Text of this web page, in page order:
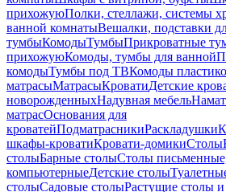
прихожуюПолки, стеллажи, системы
ванной комнатыВешалки, подставки
тумбыКомодыТумбыПрикроватные
прихожуюКомоды, тумбы для ванной
комодыТумбы под ТВКомоды
матрасыМатрасыКроватиДетские
новорожденныхНадувная мебель
матрасОснования для
кроватейПодматрасникиРаскладушки
шкафы-кроватиКровати-домикиСтолы
столыБарные столыСтолы
компьютерныеДетские столы
столыСадовые столыРастущие столы